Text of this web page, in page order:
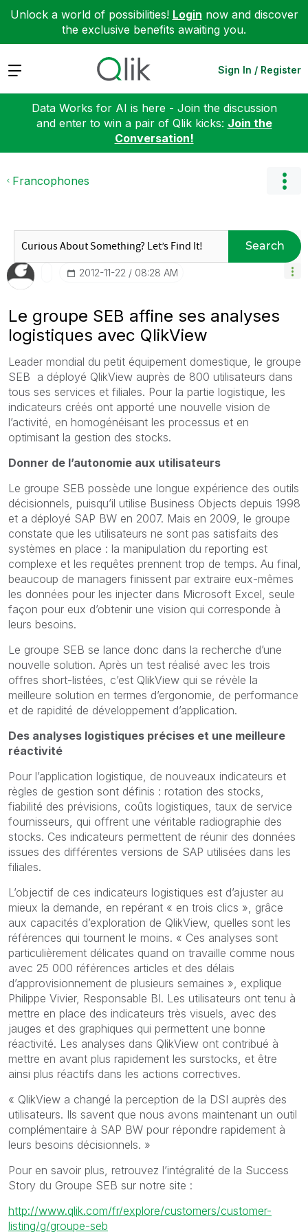
Unlock a world of possibilities! Login now and discover
the exclusive benefits awaiting you.
Expand Sign In / Register
Data Works for AI is here - Join the discussion
and enter to win a pair of Qlik kicks: Join the
Conversation!
Francophones
Search
‎2012-11-22 08:28 AM
Le groupe SEB affine ses analyses
logistiques avec QlikView
Leader mondial du petit équipement domestique, le groupe
SEB a déployé QlikView auprès de 800 utilisateurs dans
tous ses services et filiales. Pour la partie logistique, les
indicateurs créés ont apporté une nouvelle vision de
l’activité, en homogénéisant les processus et en
optimisant la gestion des stocks.
Donner de l’autonomie aux utilisateurs
Le groupe SEB possède une longue expérience des outils
décisionnels, puisqu’il utilise Business Objects depuis 1998
et a déployé SAP BW en 2007. Mais en 2009, le groupe
constate que les utilisateurs ne sont pas satisfaits des
systèmes en place : la manipulation du reporting est
complexe et les requêtes prennent trop de temps. Au final,
beaucoup de managers finissent par extraire eux-mêmes
les données pour les injecter dans Microsoft Excel, seule
façon pour eux d’obtenir une vision qui corresponde à
leurs besoins.
Le groupe SEB se lance donc dans la recherche d’une
nouvelle solution. Après un test réalisé avec les trois
offres short-listées, c’est QlikView qui se révèle la
meilleure solution en termes d’ergonomie, de performance
et de rapidité de développement d’application.
Des analyses logistiques précises et une meilleure
réactivité
Pour l’application logistique, de nouveaux indicateurs et
règles de gestion sont définis : rotation des stocks,
fiabilité des prévisions, coûts logistiques, taux de service
fournisseurs, qui offrent une véritable radiographie des
stocks. Ces indicateurs permettent de réunir des données
issues des différentes versions de SAP utilisées dans les
filiales.
L’objectif de ces indicateurs logistiques est d’ajuster au
mieux la demande, en repérant « en trois clics », grâce
aux capacités d’exploration de QlikView, quelles sont les
références qui tournent le moins. « Ces analyses sont
particulièrement délicates quand on travaille comme nous
avec 25 000 références articles et des délais
d’approvisionnement de plusieurs semaines », explique
Philippe Vivier, Responsable BI. Les utilisateurs ont tenu à
mettre en place des indicateurs très visuels, avec des
jauges et des graphiques qui permettent une bonne
réactivité. Les analyses dans QlikView ont contribué à
mettre en avant plus rapidement les surstocks, et être
ainsi plus réactifs dans les actions correctives.
« QlikView a changé la perception de la DSI auprès des
utilisateurs. Ils savent que nous avons maintenant un outil
complémentaire à SAP BW pour répondre rapidement à
leurs besoins décisionnels. »
Pour en savoir plus, retrouvez l’intégralité de la Success
Story du Groupe SEB sur notre site :
http://www.qlik.com/fr/explore/customers/customer-
listing/g/groupe-seb